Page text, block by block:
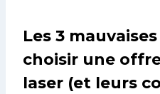
Les 3
choisir une
laser (et leurs